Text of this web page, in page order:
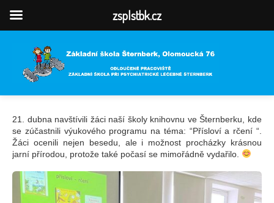
21. dubna navštívili žáci naší školy knihovnu ve Šternberku, kde
se zúčastnili výukového programu na téma: “Přísloví a rčení “.
Žáci ocenili nejen besedu, ale i možnost procházky krásnou
jarní přírodou, protože také počasí se mimořádně vydařilo.
zsplstbk.cz